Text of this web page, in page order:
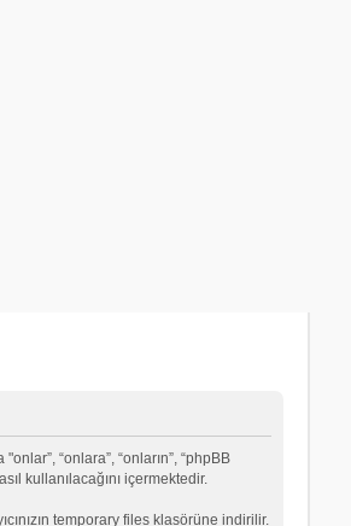
“onlara”, “onların”, “phpBB
kullanılacağını içermektedir.
temporary files klasörüne indirilir.